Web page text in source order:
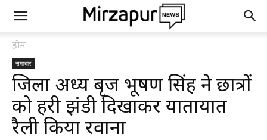
होम
समाचार
जिला अध्यक्ष बृज भूषण सिंह ने छात्रों
को हरी झंडी दिखाकर यातायात
रैली किया रवाना